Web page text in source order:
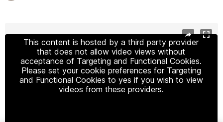
This content is hosted by a third party provider
that does not allow video views without
acceptance of Targeting and Functional Cookies.
Please set your cookie preferences for Targeting
and Functional Cookies to yes if you wish to view
videos from these providers.